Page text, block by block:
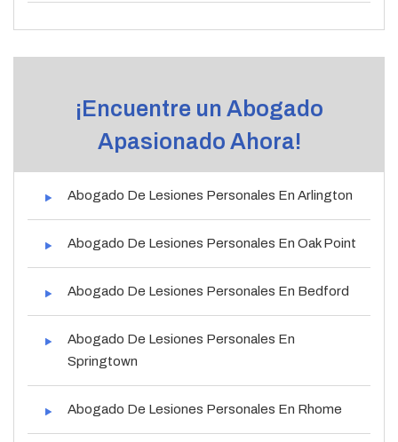
¡Encuentre un Abogado
Apasionado Ahora!
Abogado De Lesiones Personales En Arlington
Abogado De Lesiones Personales En Oak Point
Abogado De Lesiones Personales En Bedford
Abogado De Lesiones Personales En
Springtown
Abogado De Lesiones Personales En Rhome